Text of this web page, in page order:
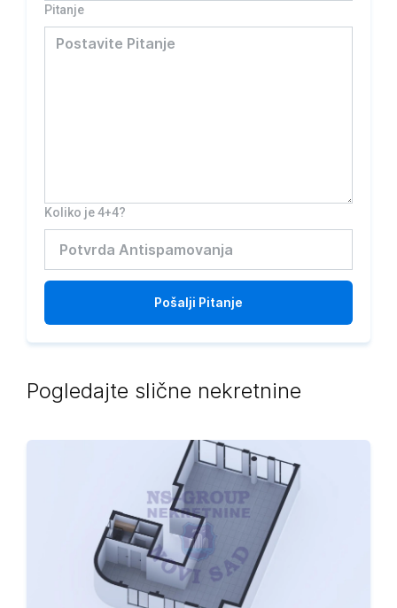
Pitanje
Koliko je 4+4?
Pošalji Pitanje
Pogledajte slične nekretnine